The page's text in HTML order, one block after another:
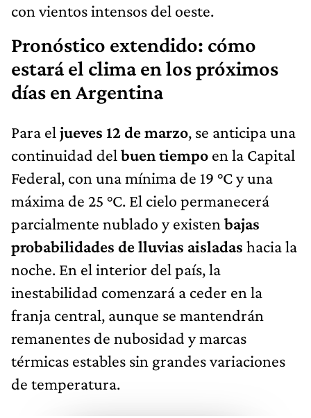
con vientos intensos del oeste.
Pronóstico extendido: cómo
estará el clima en los próximos
días en Argentina
Para el jueves 12 de marzo, se anticipa una
continuidad del buen tiempo en la Capital
Federal, con una mínima de 19 °C y una
máxima de 25 °C. El cielo permanecerá
parcialmente nublado y existen bajas
probabilidades de lluvias aisladas hacia la
noche. En el interior del país, la
inestabilidad comenzará a ceder en la
franja central, aunque se mantendrán
remanentes de nubosidad y marcas
térmicas estables sin grandes variaciones
de temperatura.